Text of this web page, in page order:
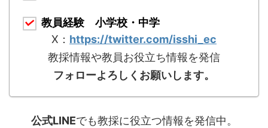
教員経験 小学校・中学
X： https://twitter.com/isshi_ec
教採情報や教員お役立ち情報を発信
フォローよろしくお願いします。
公式LINEでも教採に役立つ情報を発信中。